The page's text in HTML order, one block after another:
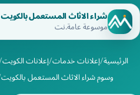
شراء الاثاث المستعمل بالكويت
موسوعة عامة.نت
الرئيسية إعلانات خدمات إعلانات الكويت
وسوم شراء الاثاث المستعمل بالكويت